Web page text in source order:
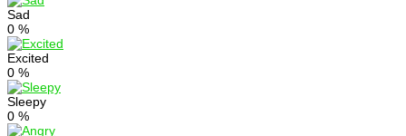
Sad
0 %
Excited
0 %
Sleepy
0 %